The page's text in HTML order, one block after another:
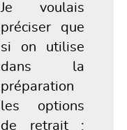
Je voulais
préciser que
si on utilise
dans la
préparation
les options
de retrait :